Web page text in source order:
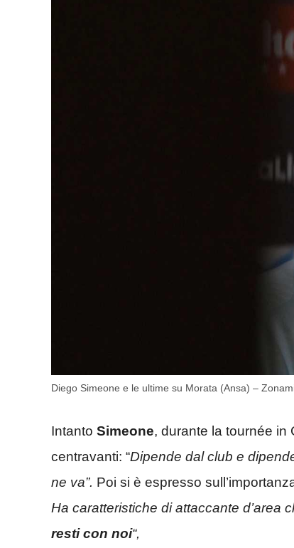
Diego Simeone e le ultime su Morata (Ansa) –
Intanto Simeone, durante la tournée in
centravanti: “Dipende dal club e
ne va”. Poi si è espresso
Ha caratteristiche di attaccante d’area
resti con noi“,